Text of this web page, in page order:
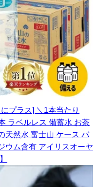
プラス] ＼1本当たり
ラベルレス 備蓄水 お茶
天然水 富士山 ケース バ
ウム含有 アイリスオーヤ